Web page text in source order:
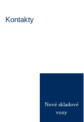
Kontakty
Nové skladové
vozy